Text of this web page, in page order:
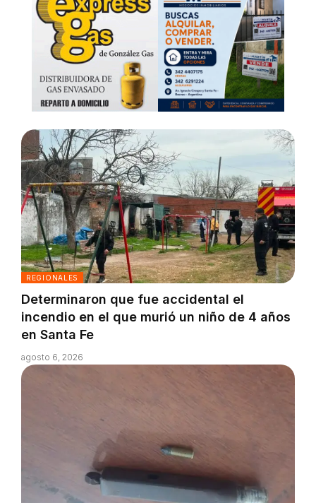
REGIONALES
Determinaron que fue accidental el
incendio en el que murió un niño de 4 años
en Santa Fe
agosto 6, 2026